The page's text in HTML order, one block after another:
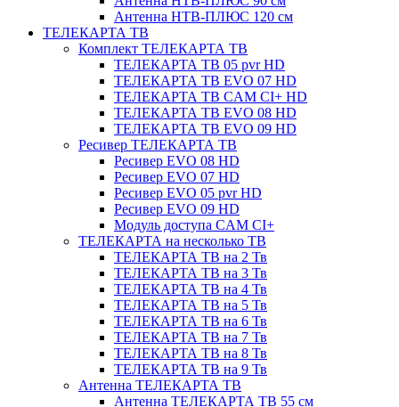
Антенна НТВ-ПЛЮС 120 см
ТЕЛЕКАРТА ТВ
Комплект ТЕЛЕКАРТА ТВ
ТЕЛЕКАРТА ТВ 05 pvr HD
ТЕЛЕКАРТА ТВ EVO 07 HD
ТЕЛЕКАРТА ТВ CAM CI+ HD
ТЕЛЕКАРТА ТВ EVO 08 HD
ТЕЛЕКАРТА ТВ EVO 09 HD
Ресивер ТЕЛЕКАРТА ТВ
Ресивер EVO 08 HD
Ресивер EVO 07 HD
Ресивер EVO 05 pvr HD
Ресивер EVO 09 HD
Модуль доступа CAM CI+
ТЕЛЕКАРТА на несколько ТВ
ТЕЛЕКАРТА ТВ на 2 Тв
ТЕЛЕКАРТА ТВ на 3 Тв
ТЕЛЕКАРТА ТВ на 4 Тв
ТЕЛЕКАРТА ТВ на 5 Тв
ТЕЛЕКАРТА ТВ на 6 Тв
ТЕЛЕКАРТА ТВ на 7 Тв
ТЕЛЕКАРТА ТВ на 8 Тв
ТЕЛЕКАРТА ТВ на 9 Тв
Антенна ТЕЛЕКАРТА ТВ
Антенна ТЕЛЕКАРТА ТВ 55 см